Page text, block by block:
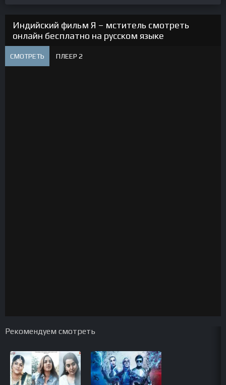
Индийский фильм Я – мститель смотреть
онлайн бесплатно на русском языке
СМОТРЕТЬ ПЛЕЕР 2
Рекомендуем смотреть